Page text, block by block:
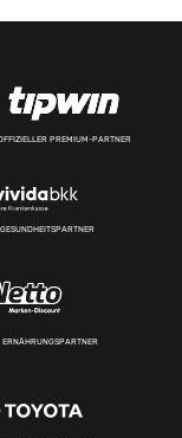
PREMIUM-PARTNER
ERNÄHRUNGSPARTNER